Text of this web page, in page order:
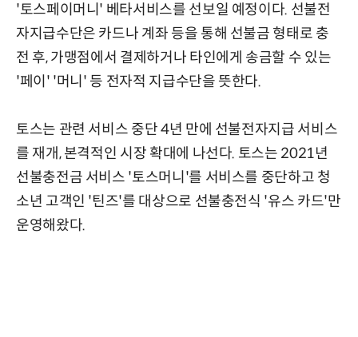
'토스페이머니' 베타서비스를 선보일 예정이다. 선불전
자지급수단은 카드나 계좌 등을 통해 선불금 형태로 충
전 후, 가맹점에서 결제하거나 타인에게 송금할 수 있는
'페이' '머니' 등 전자적 지급수단을 뜻한다.
토스는 관련 서비스 중단 4년 만에 선불전자지급 서비스
를 재개, 본격적인 시장 확대에 나선다. 토스는 2021년
선불충전금 서비스 '토스머니'를 서비스를 중단하고 청
소년 고객인 '틴즈'를 대상으로 선불충전식 '유스 카드'만
운영해왔다.